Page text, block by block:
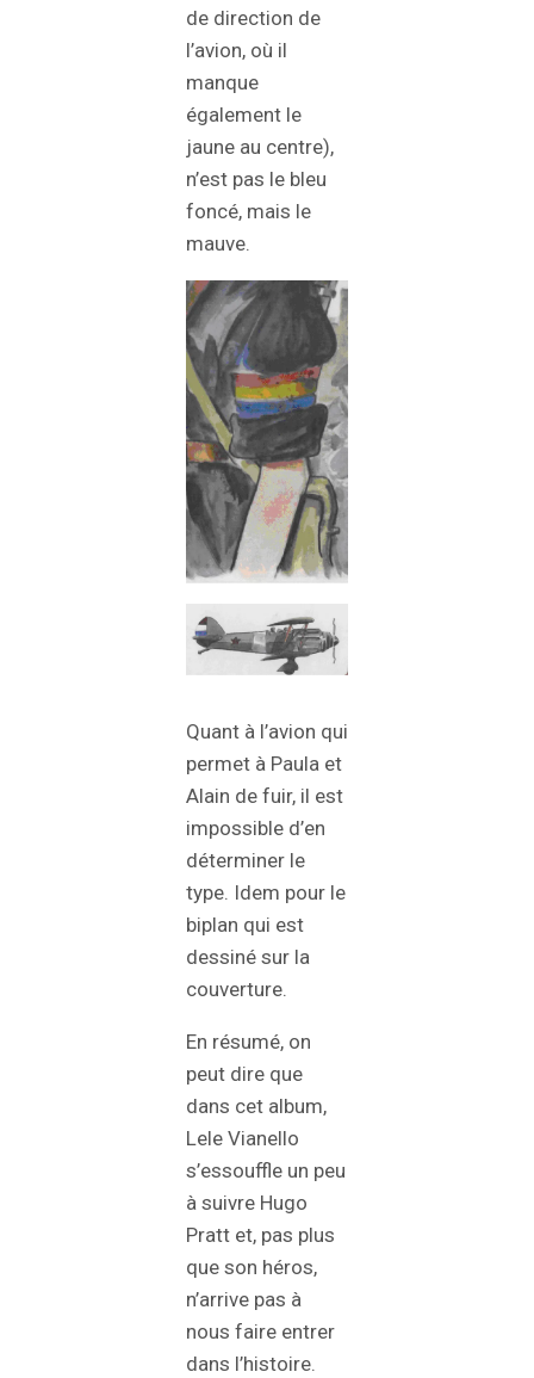
de direction de
l’avion, où il
manque
également le
jaune au centre),
n’est pas le bleu
foncé, mais le
mauve.
Quant à l’avion qui
permet à Paula et
Alain de fuir, il est
impossible d’en
déterminer le
type. Idem pour le
biplan qui est
dessiné sur la
couverture.
En résumé, on
peut dire que
dans cet album,
Lele Vianello
s’essouffle un peu
à suivre Hugo
Pratt et, pas plus
que son héros,
n’arrive pas à
nous faire entrer
dans l’histoire.